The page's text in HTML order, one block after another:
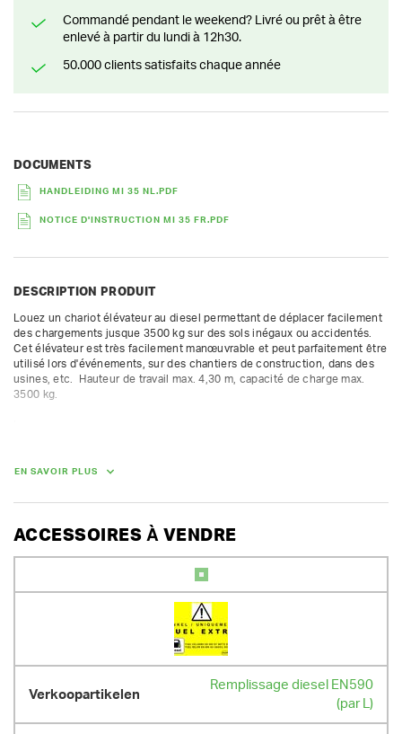
Commandé pendant le weekend? Livré ou prêt à être
enlevé à partir du lundi à 12h30.
50.000 clients satisfaits chaque année
DOCUMENTS
HANDLEIDING MI 35 NL.PDF
NOTICE D'INSTRUCTION MI 35 FR.PDF
DESCRIPTION PRODUIT
Louez un chariot élévateur au diesel permettant de déplacer facilement
des chargements jusque 3500 kg sur des sols inégaux ou accidentés.
Cet élévateur est très facilement manœuvrable et peut parfaitement être
utilisé lors d'événements, sur des chantiers de construction, dans des
usines, etc.  Hauteur de travail max. 4,30 m, capacité de charge max.
3500 kg.
Mât : triple / translateur
Longueur (fourches incl.) : 3,69 m
Poids de l'appareil : 4290 kg
heures supplémentaires facturées au prorata
POIDS
4860.00 kg
EN SAVOIR PLUS
ACCESSOIRES À VENDRE
Remplissage diesel EN590
(par L)